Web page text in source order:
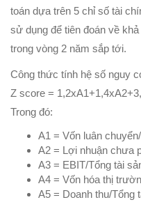
toán dựa trên 5 chỉ số tài
sử dụng để tiên đoán về
trong vòng 2 năm sắp tới.
Công thức tính hệ số nguy
Z score =
Trong đó:
A1 = Vốn luân
A2 = Lợi nhuận chưa
A3 = EBIT/Tổng tài
A4 = Vốn hóa thị
A5 = Doanh thu/Tổng